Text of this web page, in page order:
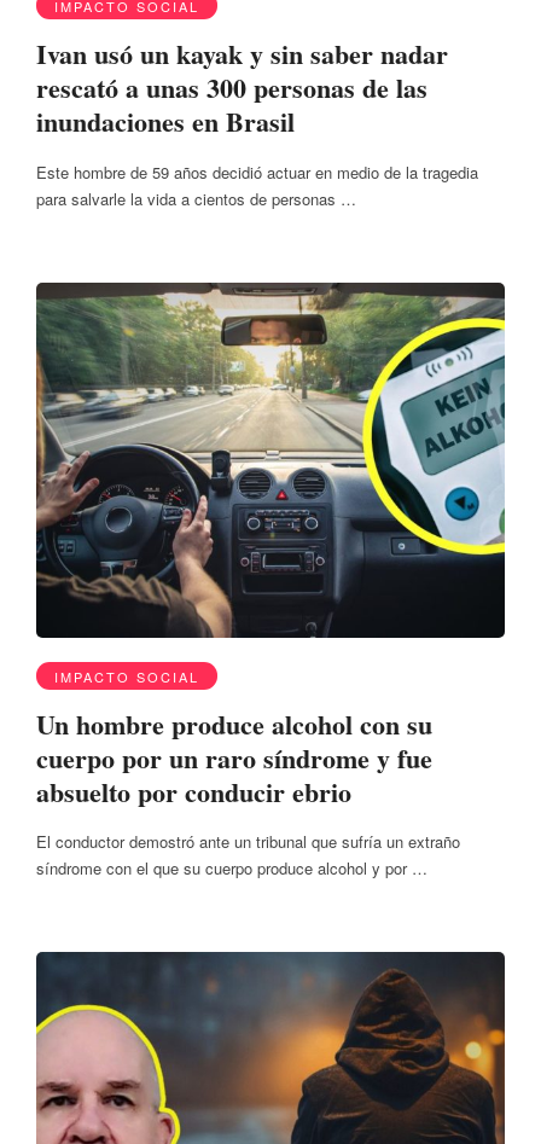
IMPACTO SOCIAL
Ivan usó un kayak y sin saber nadar
rescató a unas 300 personas de las
inundaciones en Brasil
Este hombre de 59 años decidió actuar en medio de la tragedia
para salvarle la vida a cientos de personas …
IMPACTO SOCIAL
Un hombre produce alcohol con su
cuerpo por un raro síndrome y fue
absuelto por conducir ebrio
El conductor demostró ante un tribunal que sufría un extraño
síndrome con el que su cuerpo produce alcohol y por …